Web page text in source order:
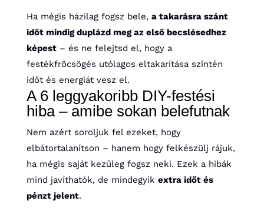
Ha mégis házilag fogsz bele, a takarásra szánt
időt mindig duplázd meg az első becslésedhez
képest– és ne felejtsd el, hogy a
festékfröcsögés utólagos eltakarítása szintén
időt és energiát vesz el.
A 6 leggyakoribb DIY-festési
hiba – amibe sokan belefutnak
Nem azért soroljuk fel ezeket, hogy
elbátortalanítson – hanem hogy felkészülj rájuk,
ha mégis saját kezűleg fogsz neki. Ezek a hibák
mind javíthatók, de mindegyik extra időt és
pénzt jelent.